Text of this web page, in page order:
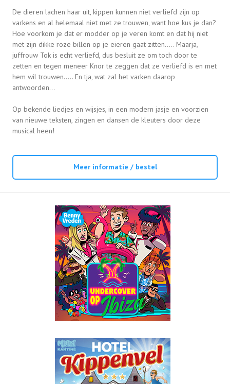
De dieren lachen haar uit, kippen kunnen niet verliefd zijn op
varkens en al helemaal niet met ze trouwen, want hoe kus je dan?
Hoe voorkom je dat er modder op je veren komt en dat hij niet
met zijn dikke roze billen op je eieren gaat zitten….. Maarja,
juffrouw Tok is echt verliefd, dus besluit ze om toch door te
zetten en tegen meneer Knor te zeggen dat ze verliefd is en met
hem wil trouwen….. En tja, wat zal het varken daarop
antwoorden…
Op bekende liedjes en wijsjes, in een modern jasje en voorzien
van nieuwe teksten, zingen en dansen de kleuters door deze
musical heen!
Meer informatie / bestel